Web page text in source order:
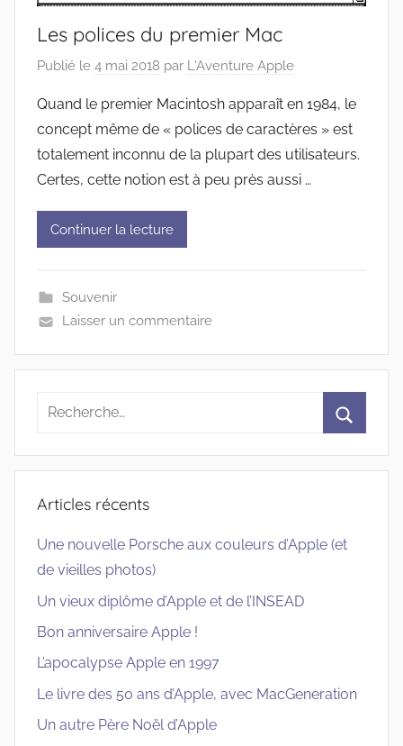
Les polices du premier Mac
Publié le 4 mai 2018 par L'Aventure Apple
Quand le premier Macintosh apparaît en 1984, le
concept même de « polices de caractères » est
totalement inconnu de la plupart des utilisateurs.
Certes, cette notion est à peu près aussi …
Continuer la lecture
Souvenir
Laisser un commentaire
Recherche
:
Articles récents
Une nouvelle Porsche aux couleurs d’Apple (et
de vieilles photos)
Un vieux diplôme d’Apple et de l’INSEAD
Bon anniversaire Apple !
L’apocalypse Apple en 1997
Le livre des 50 ans d’Apple, avec MacGeneration
Un autre Père Noël d’Apple